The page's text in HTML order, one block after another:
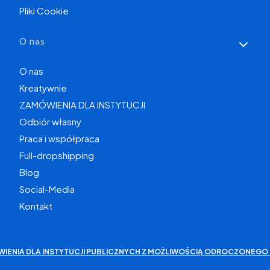
Pliki Cookie
O nas
O nas
Kreatywnie
ZAMÓWIENIA DLA INSTYTUCJI
Odbiór własny
Praca i współpraca
Full-dropshipping
Blog
Social-Media
Kontakt
DLA INSTYTUCJI PUBLICZNYCH Z MOŻLIWOŚCIĄ ODROCZONEGO